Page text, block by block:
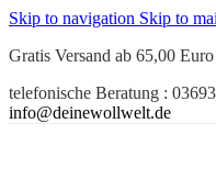
Skip to navigation Skip to
Gratis Versand ab 65,00
telefonische Beratung :
info@deinewollwelt.de